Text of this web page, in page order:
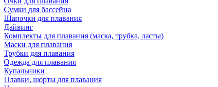
Сумки для бассейна
Шапочки для плавания
Дайвинг
Комплекты для плавания (маска, трубка, ласты)
Маски для плавания
Трубки для плавания
Одежда для плавания
Купальники
Плавки, шорты для плавания